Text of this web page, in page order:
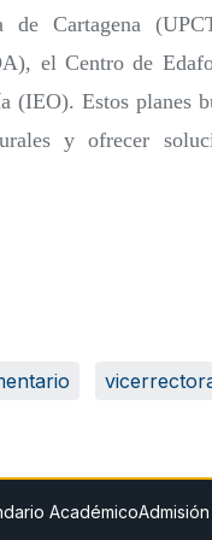
Cartagena
el Centro de
Estos planes
y ofrecer
AcadémicoAdmisión